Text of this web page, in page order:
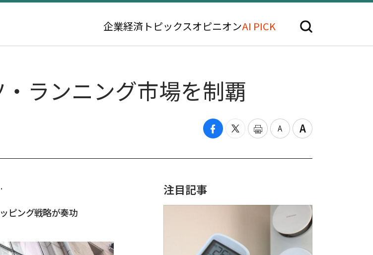
企業経済 トピックスオピニオンAI PICK
ランニング市場を制覇
ピング戦略が奏功
注目記事